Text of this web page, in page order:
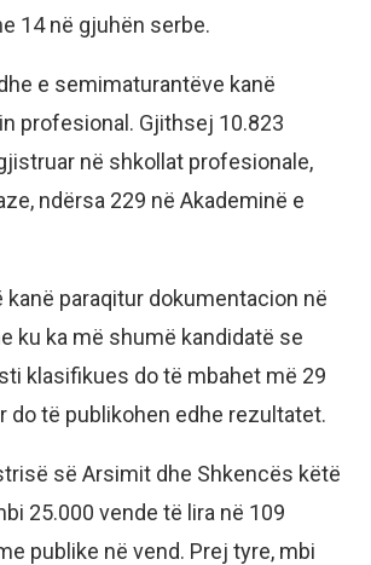
14 në gjuhën serbe.
e semimaturantëve kanë
profesional. Gjithsej 10.823
në shkollat profesionale,
ndërsa 229 në Akademinë e
kanë paraqitur dokumentacion në
ku ka më shumë kandidatë se
klasifikues do të mbahet më 29
do të publikohen edhe rezultatet.
së Arsimit dhe Shkencës këtë
25.000 vende të lira në 109
publike në vend. Prej tyre, mbi